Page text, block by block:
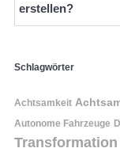
erstellen?
Schlagwörter
Achtsamkeit
Autonome Fahrzeuge
Transformation